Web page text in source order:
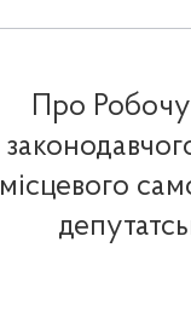
Про Робочу
місцевого